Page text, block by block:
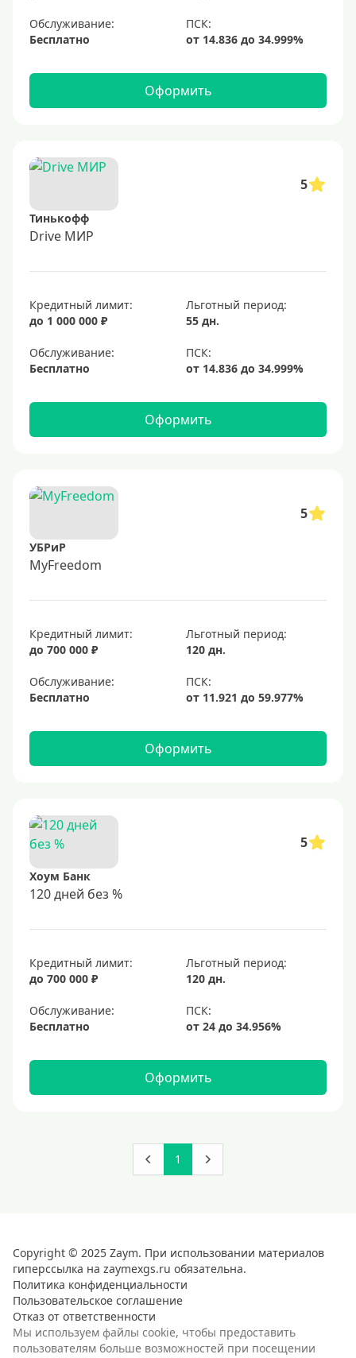
Обслуживание:
Бесплатно
Оформить
5
Тинькофф
Drive МИР
Кредитный лимит:
до 1 000 000 ₽
Льготный период:
55 дн.
Обслуживание:
Бесплатно
Оформить
5
УБРиР
MyFreedom
Кредитный лимит:
до 700 000 ₽
Льготный период:
120 дн.
Обслуживание:
Бесплатно
Оформить
5
Хоум Банк
120 дней без %
Кредитный лимит:
до 700 000 ₽
Льготный период:
120 дн.
Обслуживание:
Бесплатно
Оформить
1
Copyright © 2025 Zaym. При использовании материалов
гиперссылка на zaymexgs.ru обязательна.
Политика конфиденциальности
Пользовательское соглашение
Отказ от ответственности
Мы используем файлы cookie, чтобы предоставить
пользователям больше возможностей при посещении